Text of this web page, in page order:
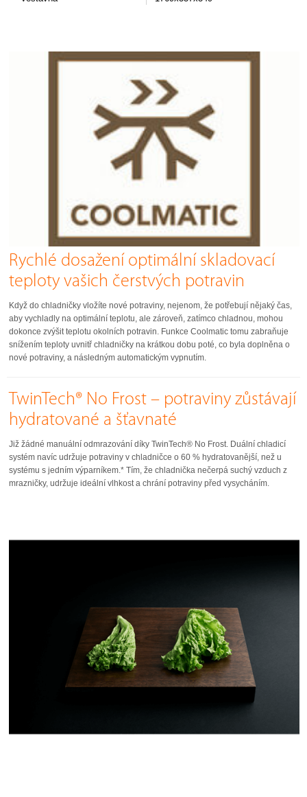
Rychlé dosažení optimální skladovací
teploty vašich čerstvých potravin
Když do chladničky vložíte nové potraviny, nejenom, že potřebují nějaký čas,
aby vychladly na optimální teplotu, ale zároveň, zatímco chladnou, mohou
dokonce zvýšit teplotu okolních potravin. Funkce Coolmatic tomu zabraňuje
snížením teploty uvnitř chladničky na krátkou dobu poté, co byla doplněna o
nové potraviny, a následným automatickým vypnutím.
TwinTech® No Frost – potraviny zůstávají
hydratované a šťavnaté
Již žádné manuální odmrazování díky TwinTech® No Frost. Duální chladicí
systém navíc udržuje potraviny v chladničce o 60 % hydratovanější, než u
systému s jedním výparníkem.* Tím, že chladnička nečerpá suchý vzduch z
mrazničky, udržuje ideální vlhkost a chrání potraviny před vysycháním.